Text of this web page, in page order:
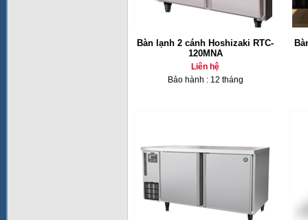
Bàn lạnh 2 cánh Hoshizaki RTC-
120MNA
Liên hệ
Bảo hành : 12 tháng